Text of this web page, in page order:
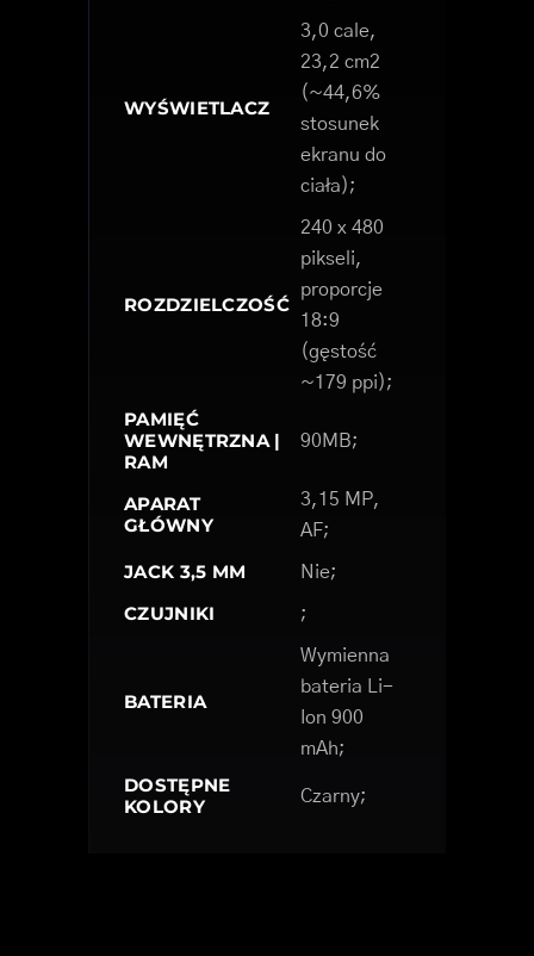
WYŚWIETLACZ
3,0 cale,
23,2 cm2
(~44,6%
stosunek
ekranu do
ciała);
ROZDZIELCZOŚĆ
240 x 480
pikseli,
proporcje
18:9
(gęstość
~179 ppi);
PAMIĘĆ
WEWNĘTRZNA |
RAM
90MB;
APARAT
GŁÓWNY
3,15 MP,
AF;
JACK 3,5 MM Nie;
CZUJNIKI ;
BATERIA
Wymienna
bateria Li-
Ion 900
mAh;
DOSTĘPNE
KOLORY
Czarny;